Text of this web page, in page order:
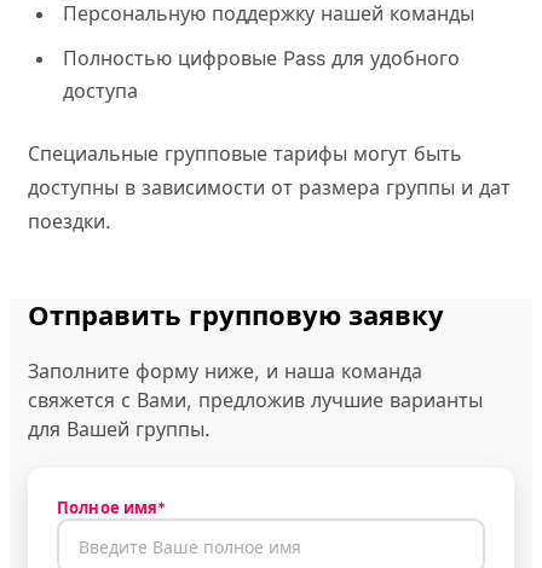
Персональную поддержку нашей команды
Полностью цифровые Pass для удобного
доступа
Специальные групповые тарифы могут быть
доступны в зависимости от размера группы и дат
поездки.
Отправить групповую заявку
Заполните форму ниже, и наша команда
свяжется с Вами, предложив лучшие варианты
для Вашей группы.
Полное имя*